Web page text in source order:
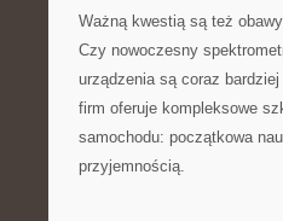
Ważną kwestią są też
Czy nowoczesny
urządzenia są coraz
firm oferuje kompleksowe
samochodu: początkowa
przyjemnością.